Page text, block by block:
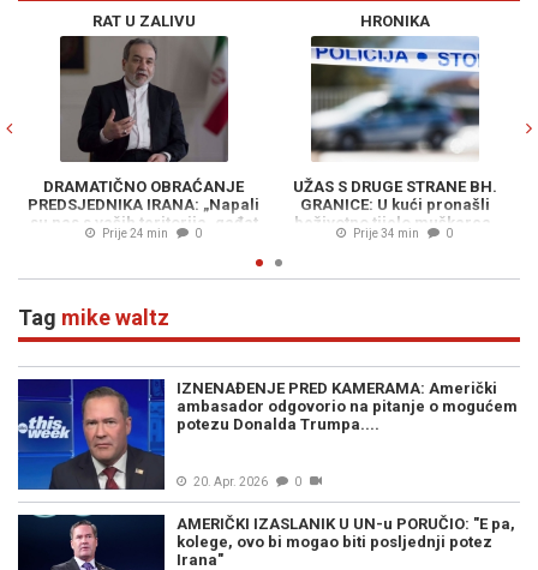
RAT U ZALIVU
DRAMATIČNO OBRAĆANJE
PREDSJEDNIKA IRANA: „Napali
su nas s vaših teritorija, gađat
ćemo svako mjesto...“
Prije 24 min 0
HRONIKA
UŽAS S DRUGE STRANE BH.
GRANICE: U kući pronašli
beživotno tijelo muškarca,
uhapšena jedna osoba...
Prije 34 min 0
Tag mike waltz
IZNENAĐENJE PRED KAMERAMA: Američki
ambasador odgovorio na pitanje o mogućem
potezu Donalda Trumpa....
20. Apr. 2026 0
AMERIČKI IZASLANIK U UN-u PORUČIO: "E pa,
kolege, ovo bi mogao biti posljednji potez
Irana"